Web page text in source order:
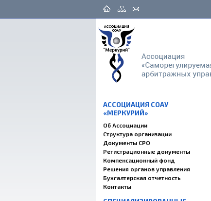
АССОЦИАЦИЯ СОАУ
«МЕРКУРИЙ»
Об Ассоциации
Структура организации
Документы СРО
Регистрационные документы
Компенсационный фонд
Решения органов управления
Бухгалтерская отчетность
Контакты